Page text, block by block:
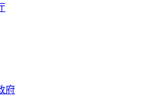
府